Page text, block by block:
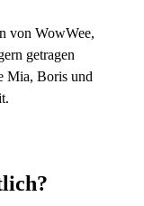
von WowWee,
getragen
Mia, Boris und